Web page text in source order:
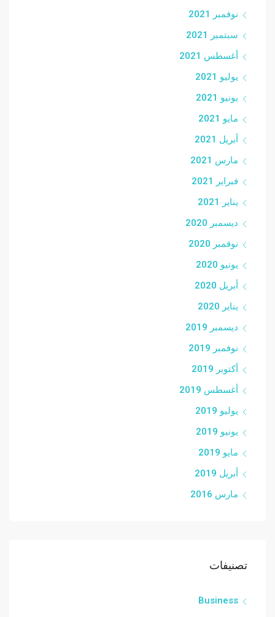
نوفمبر 2021
سبتمبر 2021
أغسطس 2021
يوليو 2021
يونيو 2021
مايو 2021
أبريل 2021
مارس 2021
فبراير 2021
يناير 2021
ديسمبر 2020
نوفمبر 2020
يونيو 2020
أبريل 2020
يناير 2020
ديسمبر 2019
نوفمبر 2019
أكتوبر 2019
أغسطس 2019
يوليو 2019
يونيو 2019
مايو 2019
أبريل 2019
مارس 2016
تصنيفات
Business